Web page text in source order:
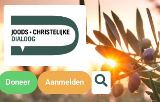
Doneer Aanmelden